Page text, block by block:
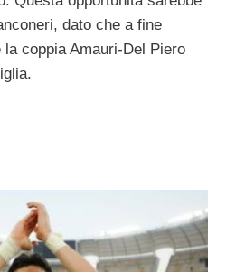
dato che a fine
coppia Amauri-Del Piero